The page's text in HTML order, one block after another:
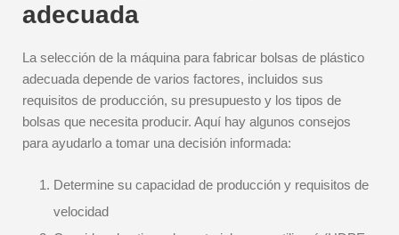
adecuada
La selección de la máquina para fabricar bolsas de plástico
adecuada depende de varios factores, incluidos sus
requisitos de producción, su presupuesto y los tipos de
bolsas que necesita producir. Aquí hay algunos consejos
para ayudarlo a tomar una decisión informada:
Determine su capacidad de producción y requisitos de
velocidad